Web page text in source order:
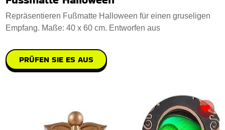
Repräsentieren Fußmatte Halloween für einen gruseligen
Empfang. Maße: 40 x 60 cm. Entworfen aus
PRÜFEN SIE ES AUS